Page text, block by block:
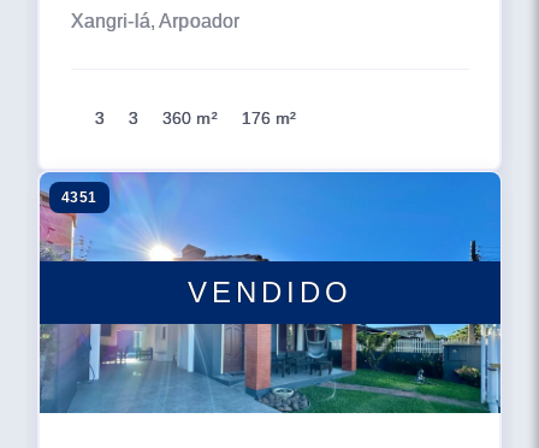
Xangri-lá, Arpoador
3 3 360 m² 176 m²
VENDIDO
4351